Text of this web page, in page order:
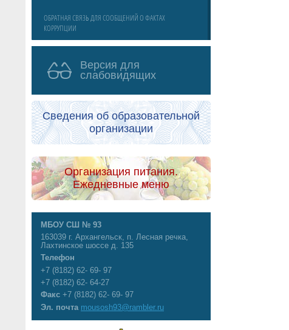
ОБРАТНАЯ СВЯЗЬ ДЛЯ СООБЩЕНИЙ О ФАКТАХ
КОРРУПЦИИ
Версия для
слабовидящих
Сведения об образовательной
организации
Организация питания.
Ежедневные меню
МБОУ СШ № 93
163039 г. Архангельск, п. Лесная речка,
Лахтинское шоссе д. 135
Телефон
+7 (8182) 62- 69- 97
+7 (8182) 62- 64-27
Факс +7 (8182) 62- 69- 97
Эл. почта mousosh93@rambler.ru